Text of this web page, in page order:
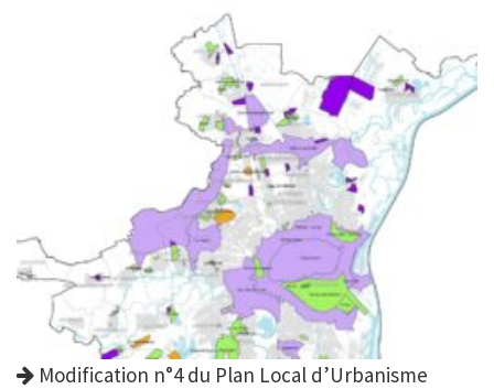
Modification n°4 du Plan Local d’Urbanisme